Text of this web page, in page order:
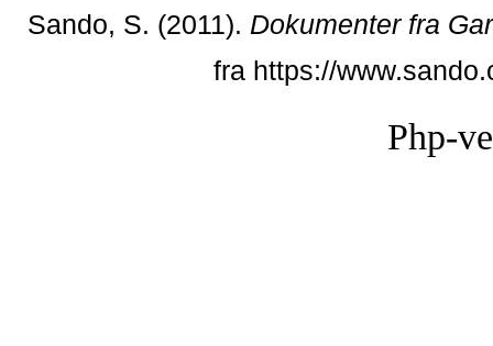
Sando, S. (2011). Dokumenter fra
fra https://
Php-